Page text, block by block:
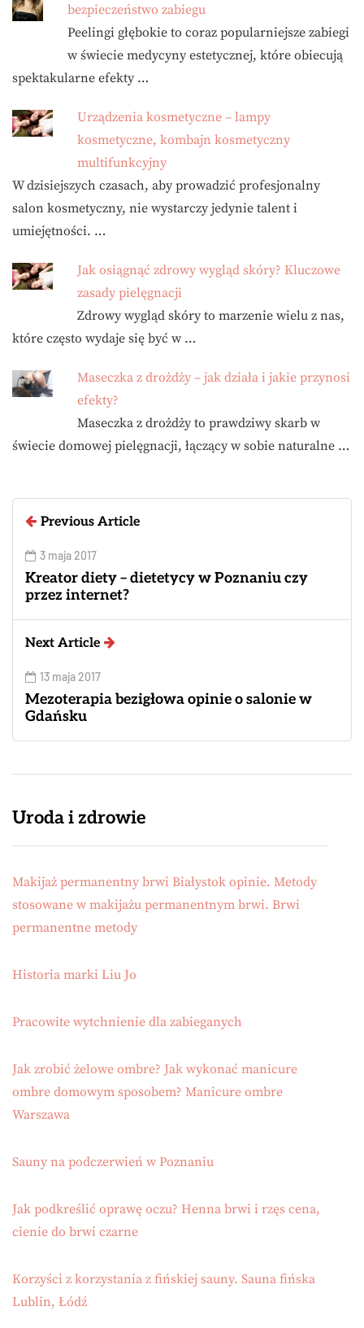
bezpieczeństwo zabiegu
Peelingi głębokie to coraz popularniejsze zabiegi
w świecie medycyny estetycznej, które obiecują
spektakularne efekty …
Urządzenia kosmetyczne – lampy
kosmetyczne, kombajn kosmetyczny
multifunkcyjny
W dzisiejszych czasach, aby prowadzić profesjonalny
salon kosmetyczny, nie wystarczy jedynie talent i
umiejętności. …
Jak osiągnąć zdrowy wygląd skóry? Kluczowe
zasady pielęgnacji
Zdrowy wygląd skóry to marzenie wielu z nas,
które często wydaje się być w …
Maseczka z drożdży – jak działa i jakie przynosi
efekty?
Maseczka z drożdży to prawdziwy skarb w
świecie domowej pielęgnacji, łączący w sobie naturalne …
Previous Article
3 maja 2017
Kreator diety – dietetycy w Poznaniu czy
przez internet?
Next Article
13 maja 2017
Mezoterapia bezigłowa opinie o salonie w
Gdańsku
Uroda i zdrowie
Makijaż permanentny brwi Białystok opinie. Metody
stosowane w makijażu permanentnym brwi. Brwi
permanentne metody
Historia marki Liu Jo
Pracowite wytchnienie dla zabieganych
Jak zrobić żelowe ombre? Jak wykonać manicure
ombre domowym sposobem? Manicure ombre
Warszawa
Sauny na podczerwień w Poznaniu
Jak podkreślić oprawę oczu? Henna brwi i rzęs cena,
cienie do brwi czarne
Korzyści z korzystania z fińskiej sauny. Sauna fińska
Lublin, Łódź